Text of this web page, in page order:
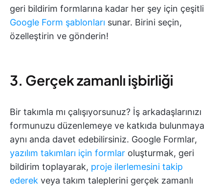
geri bildirim formlarına kadar her şey için çeşitli
Google Form şablonları sunar. Birini seçin,
özelleştirin ve gönderin!
3. Gerçek zamanlı işbirliği
Bir takımla mı çalışıyorsunuz? İş arkadaşlarınızı
formunuzu düzenlemeye ve katkıda bulunmaya
aynı anda davet edebilirsiniz. Google Formlar,
yazılım takımları için formlar oluşturmak, geri
bildirim toplayarak, proje ilerlemesini takip
ederek veya takım taleplerini gerçek zamanlı